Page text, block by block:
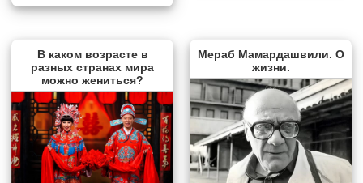
В каком возрасте в
разных странах мира
можно жениться?
Мераб Мамардашвили. О
жизни.